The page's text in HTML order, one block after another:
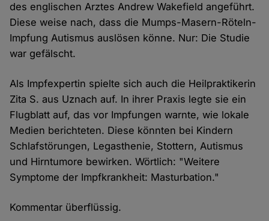
des englischen Arztes Andrew Wakefield angeführt.
Diese weise nach, dass die Mumps-Masern-Röteln-
Impfung Autismus auslösen könne. Nur: Die Studie
war gefälscht.
Als Impfexpertin spielte sich auch die Heilpraktikerin
Zita S. aus Uznach auf. In ihrer Praxis legte sie ein
Flugblatt auf, das vor Impfungen warnte, wie lokale
Medien berichteten. Diese könnten bei Kindern
Schlafstörungen, Legasthenie, Stottern, Autismus
und Hirntumore bewirken. Wörtlich: "Weitere
Symptome der Impfkrankheit: Masturbation."
Kommentar überflüssig.